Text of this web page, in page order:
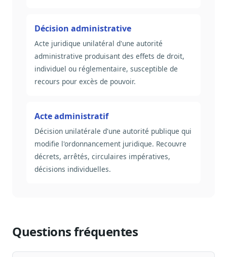
Décision administrative
Acte juridique unilatéral d'une autorité
administrative produisant des effets de droit,
individuel ou réglementaire, susceptible de
recours pour excès de pouvoir.
Acte administratif
Décision unilatérale d'une autorité publique qui
modifie l'ordonnancement juridique. Recouvre
décrets, arrêtés, circulaires impératives,
décisions individuelles.
Questions fréquentes